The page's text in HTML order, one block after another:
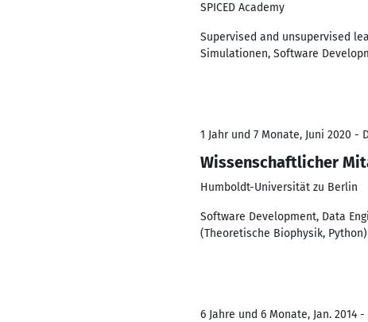
SPICED Academy
Supervised and unsupervised
Simulationen, Software
1 Jahr und 7 Monate, Juni 2020 -
Wissenschaftlicher
Humboldt-Universität zu Berlin
Software Development, Data
(Theoretische Biophysik, Python)
6 Jahre und 6 Monate, Jan. 2014 -